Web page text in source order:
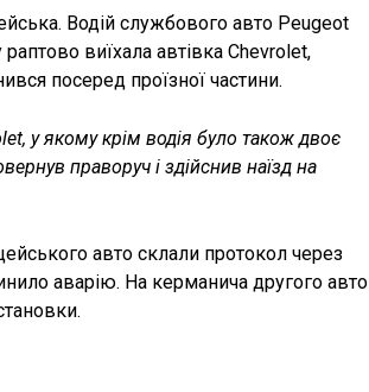
Водій службового авто Peugeot
виїхала автівка Chevrolet,
посеред проїзної частини.
у якому крім водія було також двоє
праворуч і здійснив наїзд на
авто склали протокол через
аварію. На керманича другого авто